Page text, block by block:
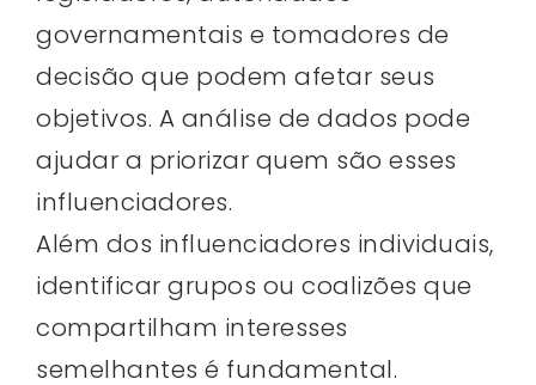
governamentais e tomadores de
decisão que podem afetar seus
objetivos. A análise de dados pode
ajudar a priorizar quem são esses
influenciadores.
Além dos influenciadores individuais,
identificar grupos ou coalizões que
compartilham interesses
semelhantes é fundamental.